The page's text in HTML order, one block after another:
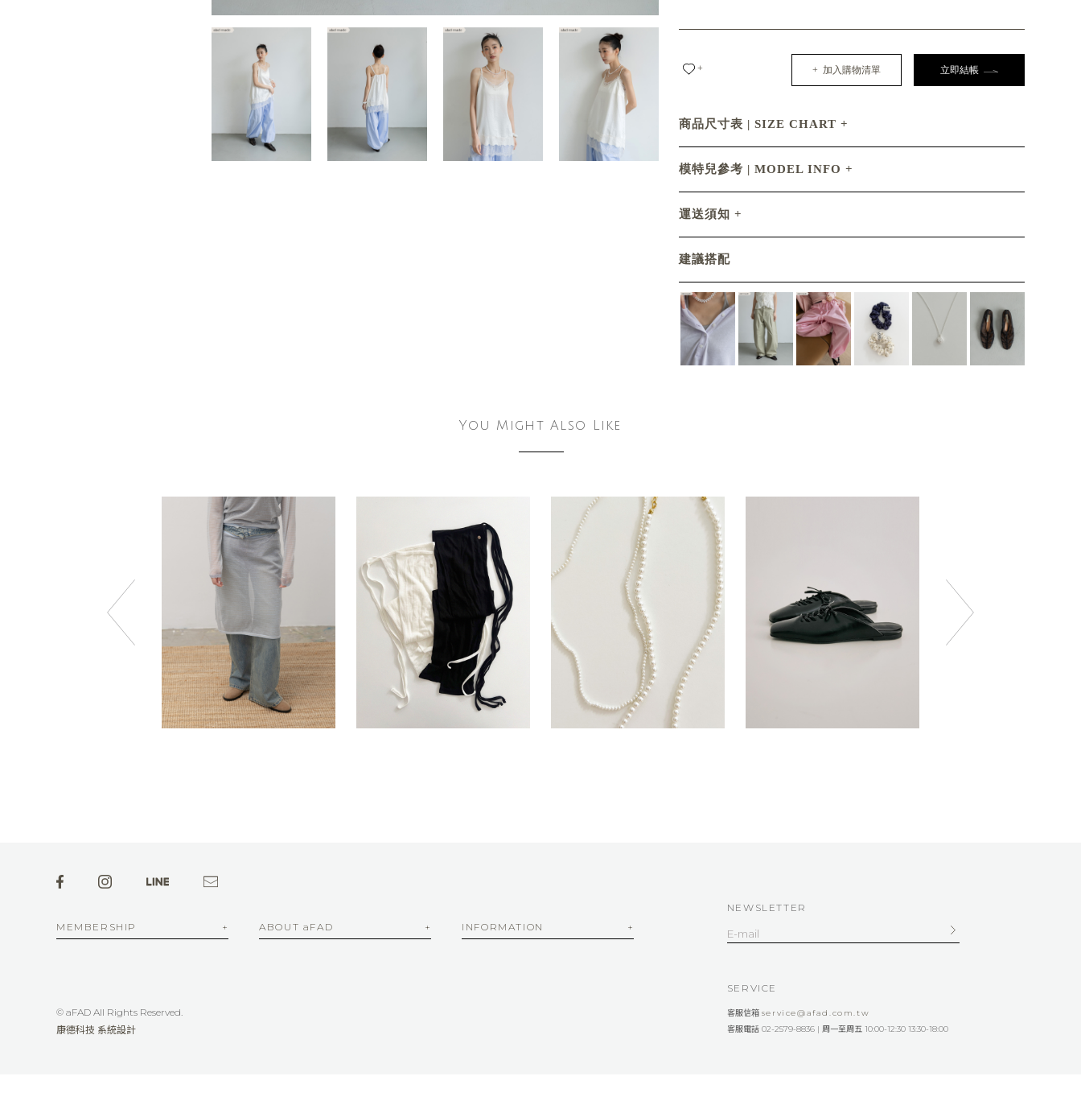
+ + 加入購物清單 立即結帳
商品尺寸表 | SIZE CHART
模特兒參考 | MODEL INFO
運送須知
建議搭配
You Might Also Like
MEMBERSHIP ABOUT aFAD INFORMATION
NEWSLETTER
SERVICE
客服信箱 service@afad.com.tw
客服電話 02-2579-8836 | 周一至周五 10:00-12:30 13:30-18:00
© aFAD All Rights Reserved.
康德科技 系統設計